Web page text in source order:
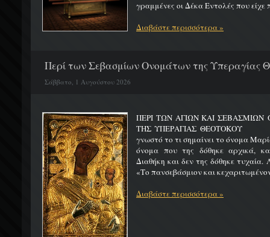
γραμμένες οι Δέκα Εντολές που είχε
Διαβάστε περισσότερα »
Περί των Σεβασμίων Ονομάτων της Υπεραγίας
Σάββατο, 1 Αυγούστου 2026
ΠΕΡΙ ΤΩΝ ΑΓΙΩΝ ΚΑΙ
ΤΗΣ ΥΠΕΡΑΓΙΑΣ ΘΕΟΤΟΚΟΥ
γνωστό το τι σημαίνει το όνομα
όνομα που της δόθηκε αρχικά,
Διαθήκη και δεν της δόθηκε τυχαία.
«Το πανσεβάσμιον και
Διαβάστε περισσότερα »